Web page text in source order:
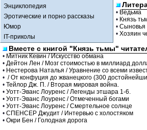
Энциклопедия
Эротические и порно рассказы
Юмор
IT-приколы
• Ведьма
• Князь
• Сыновья
• Хозяин
Вместе с книгой "Князь тьмы"
• Митник Кевин / Искусство обмана
• Дейтон Лен / Мозг стоимостью в миллиард
• Нестерова Наталья / Уравнение со всеми
• / От конфуция до жванецкого (300
• Тейлор Дж. П. / Вторая мировая война.
• Уотт-Эванс Лоуренс / Легенды этшара 1-6.
• Уотт-Эванс Лоуренс / Отмеченный богами
• Уотт-Эванс Лоуренс / Смертельное солнце
• СПЕНСЕР Джудит / Интервью с холостяком
• Окри Бен / Голодная дорога